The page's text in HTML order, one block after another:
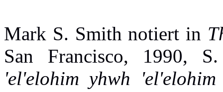
Mark S. Smith notiert in
San Francisco, 1990,
'el'elohim yhwh